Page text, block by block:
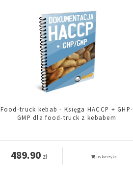
Food-truck kebab - Księga HACCP + GHP-
GMP dla food-truck z kebabem
489.90 zł Do koszyka